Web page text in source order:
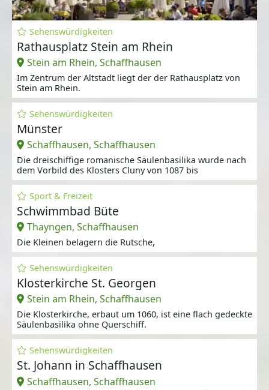
Sehenswürdigkeiten
Rathausplatz Stein am Rhein
Stein am Rhein, Schaffhausen
Im Zentrum der Altstadt liegt der der Rathausplatz von
Stein am Rhein.
Sehenswürdigkeiten
Münster
Schaffhausen, Schaffhausen
Die dreischiffige romanische Säulenbasilika wurde nach
dem Vorbild des Klosters Cluny von 1087 bis
Sport & Freizeit
Schwimmbad Büte
Thayngen, Schaffhausen
Die Kleinen belagern die Rutsche,
Sehenswürdigkeiten
Klosterkirche St. Georgen
Stein am Rhein, Schaffhausen
Die Klosterkirche, erbaut um 1060, ist eine flach gedeckte
Säulenbasilika ohne Querschiff.
Sehenswürdigkeiten
St. Johann in Schaffhausen
Schaffhausen, Schaffhausen